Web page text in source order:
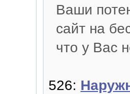
Ваши
сайт на
что у Вас
526: